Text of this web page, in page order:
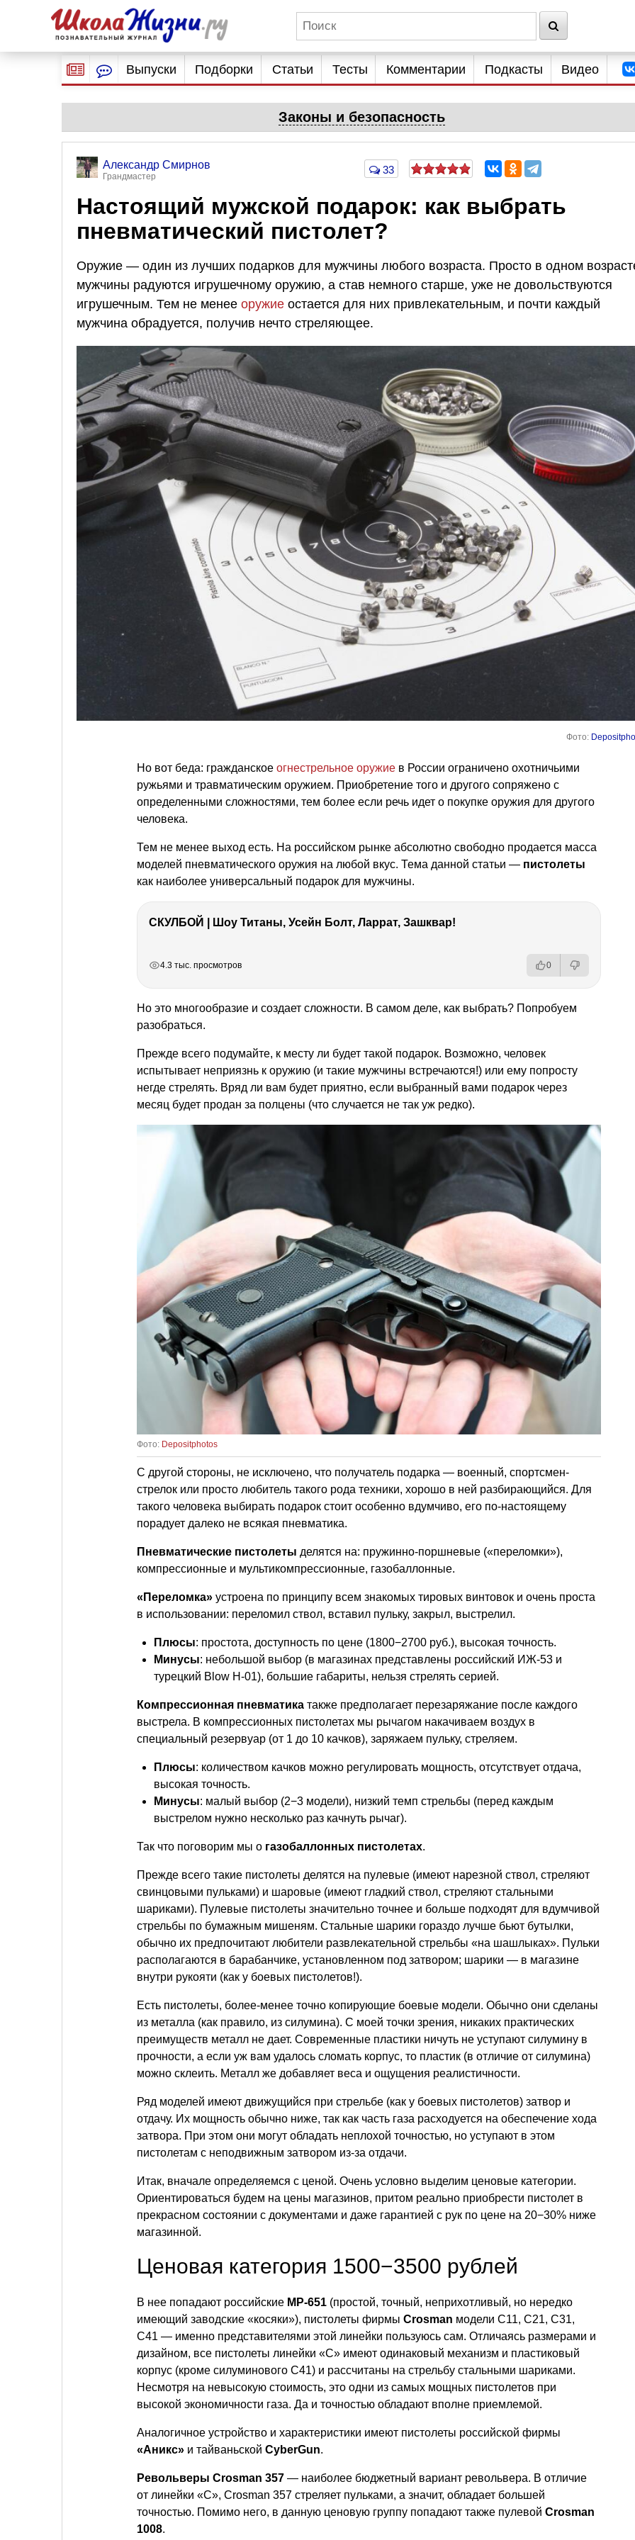
Выпуски Подборки Статьи Тесты Комментарии Подкасты Видео
Законы и безопасность
Александр Смирнов
Грандмастер
33
Настоящий мужской подарок: как выбрать
пневматический пистолет?
Оружие — один из лучших подарков для мужчины любого возраста. Просто в одном
мужчины радуются игрушечному оружию, а став немного старше, уже не довольствуются
игрушечным. Тем не менее оружие остается для них привлекательным, и почти каждый
мужчина обрадуется, получив нечто стреляющее.
Фото:
Но вот беда: гражданское огнестрельное оружие в России ограничено охотничьими
ружьями и травматическим оружием. Приобретение того и другого сопряжено с
определенными сложностями, тем более если речь идет о покупке оружия для другого
человека.
Тем не менее выход есть. На российском рынке абсолютно свободно продается масса
моделей пневматического оружия на любой вкус. Тема данной статьи — пистолеты
как наиболее универсальный подарок для мужчины.
СКУЛБОЙ | Шоу Титаны, Усейн Болт, Ларрат, Зашквар!
4.3 тыс. просмотров 0
Но это многообразие и создает сложности. В самом деле, как выбрать? Попробуем
разобраться.
Прежде всего подумайте, к месту ли будет такой подарок. Возможно, человек
испытывает неприязнь к оружию (и такие мужчины встречаются!) или ему попросту
негде стрелять. Вряд ли вам будет приятно, если выбранный вами подарок через
месяц будет продан за полцены (что случается не так уж редко).
Фото: Depositphotos
С другой стороны, не исключено, что получатель подарка — военный, спортсмен-
стрелок или просто любитель такого рода техники, хорошо в ней разбирающийся. Для
такого человека выбирать подарок стоит особенно вдумчиво, его по-настоящему
порадует далеко не всякая пневматика.
Пневматические пистолеты делятся на: пружинно-поршневые («переломки»),
компрессионные и мультикомпрессионные, газобаллонные.
«Переломка» устроена по принципу всем знакомых тировых винтовок и очень проста
в использовании: переломил ствол, вставил пульку, закрыл, выстрелил.
Плюсы: простота, доступность по цене (1800−2700 руб.), высокая точность.
Минусы: небольшой выбор (в магазинах представлены российский ИЖ-53 и
турецкий Blow H-01), большие габариты, нельзя стрелять серией.
Компрессионная пневматика также предполагает перезаряжание после каждого
выстрела. В компрессионных пистолетах мы рычагом накачиваем воздух в
специальный резервуар (от 1 до 10 качков), заряжаем пульку, стреляем.
Плюсы: количеством качков можно регулировать мощность, отсутствует отдача,
высокая точность.
Минусы: малый выбор (2−3 модели), низкий темп стрельбы (перед каждым
выстрелом нужно несколько раз качнуть рычаг).
Так что поговорим мы о газобаллонных пистолетах.
Прежде всего такие пистолеты делятся на пулевые (имеют нарезной ствол, стреляют
свинцовыми пульками) и шаровые (имеют гладкий ствол, стреляют стальными
шариками). Пулевые пистолеты значительно точнее и больше подходят для вдумчивой
стрельбы по бумажным мишеням. Стальные шарики гораздо лучше бьют бутылки,
обычно их предпочитают любители развлекательной стрельбы «на шашлыках». Пульки
располагаются в барабанчике, установленном под затвором; шарики — в магазине
внутри рукояти (как у боевых пистолетов!).
Есть пистолеты, более-менее точно копирующие боевые модели. Обычно они сделаны
из металла (как правило, из силумина). С моей точки зрения, никаких практических
преимуществ металл не дает. Современные пластики ничуть не уступают силумину в
прочности, а если уж вам удалось сломать корпус, то пластик (в отличие от силумина)
можно склеить. Металл же добавляет веса и ощущения реалистичности.
Ряд моделей имеют движущийся при стрельбе (как у боевых пистолетов) затвор и
отдачу. Их мощность обычно ниже, так как часть газа расходуется на обеспечение хода
затвора. При этом они могут обладать неплохой точностью, но уступают в этом
пистолетам с неподвижным затвором из-за отдачи.
Итак, вначале определяемся с ценой. Очень условно выделим ценовые категории.
Ориентироваться будем на цены магазинов, притом реально приобрести пистолет в
прекрасном состоянии с документами и даже гарантией с рук по цене на 20−30% ниже
магазинной.
Ценовая категория 1500−3500 рублей
В нее попадают российские МР-651 (простой, точный, неприхотливый, но нередко
имеющий заводские «косяки»), пистолеты фирмы Crosman модели С11, С21, С31,
С41 — именно представителями этой линейки пользуюсь сам. Отличаясь размерами и
дизайном, все пистолеты линейки «С» имеют одинаковый механизм и пластиковый
корпус (кроме силуминового С41) и рассчитаны на стрельбу стальными шариками.
Несмотря на невысокую стоимость, это одни из самых мощных пистолетов при
высокой экономичности газа. Да и точностью обладают вполне приемлемой.
Аналогичное устройство и характеристики имеют пистолеты российской фирмы
«Аникс» и тайваньской CyberGun.
Револьверы Crosman 357 — наиболее бюджетный вариант револьвера. В отличие
от линейки «С», Crosman 357 стреляет пульками, а значит, обладает большей
точностью. Помимо него, в данную ценовую группу попадают также пулевой Crosman
1008.